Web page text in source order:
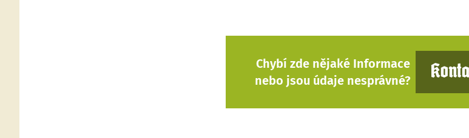
Chybí zde nějaké Informace
nebo jsou údaje nesprávné?